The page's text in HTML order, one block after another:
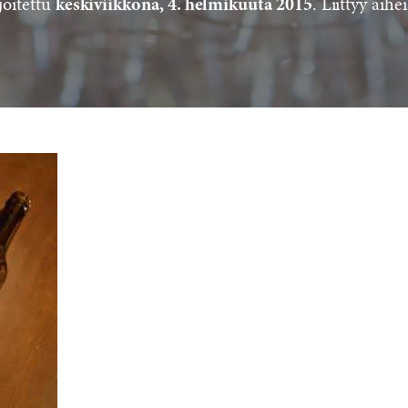
keskiviikkona, 4. helmikuuta 2015. Liittyy